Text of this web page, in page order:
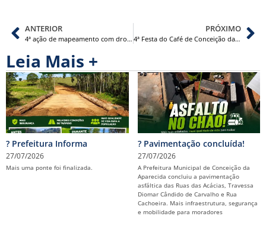
ANTERIOR
4ª ação de mapeamento com drone no combate à dengue
PRÓXIMO
4ª Festa do Café de Conceição da Aparecida – MG
Leia Mais +
? Prefeitura Informa
27/07/2026
Mais uma ponte foi finalizada.
? Pavimentação concluída!
27/07/2026
A Prefeitura Municipal de Conceição da
Aparecida concluiu a pavimentação
asfáltica das Ruas das Acácias, Travessa
Diomar Cândido de Carvalho e Rua
Cachoeira. Mais infraestrutura, segurança
e mobilidade para moradores